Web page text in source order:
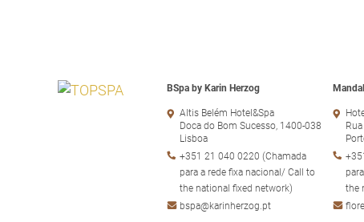
BSpa by Karin Herzog
Altis Belém Hotel&Spa
Doca do Bom Sucesso, 1400-038
Lisboa
+351 21 040 0220 (Chamada
para a rede fixa nacional/ Call to
the national fixed network)
bspa@karinherzog.pt
the